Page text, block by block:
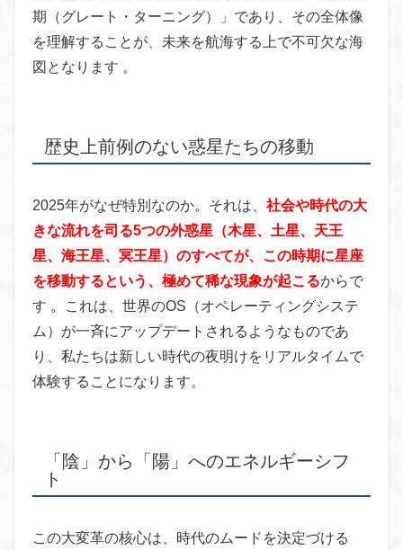
期（グレート・ターニング）」であり、その全体像
を理解することが、未来を航海する上で不可欠な海
図となります 。
歴史上前例のない惑星たちの移動
2025年がなぜ特別なのか。それは、 社会や時代の大
きな流れを司る5つの外惑星（木星、土星、天王
星、海王星、冥王星）のすべてが、この時期に星座
を移動するという、極めて稀な現象が起こるからで
す 。これは、世界のOS（オペレーティングシステ
ム）が一斉にアップデートされるようなものであ
り、私たちは新しい時代の夜明けをリアルタイムで
体験することになります。
「陰」から「陽」へのエネルギーシフ
ト
この大変革の核心は、時代のムードを決定づける